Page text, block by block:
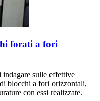
forati a fori
sulle effettive
blocchi a fori orizzontali,
con essi realizzate.